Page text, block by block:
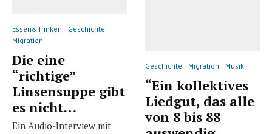
Essen&Trinken
Geschichte
Migration
Die eine
“richtige”
Linsensuppe gibt
es nicht…
Ein Audio-Interview mit
Geschichte Migration Musik
“Ein kollektives
Liedgut, das alle
von 8 bis 88